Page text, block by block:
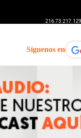
Síguenos en